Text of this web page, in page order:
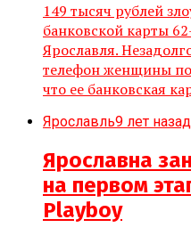
149 тысяч рублей
банковской карты
Ярославля.
телефон женщины
что ее банковская
Ярославль9 лет назад
Ярославна
на первом
Playboy